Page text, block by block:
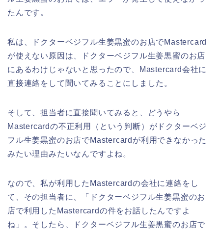
たんです。
私は、ドクターベジフル生姜黒蜜のお店でMastercard
が使えない原因は、ドクターベジフル生姜黒蜜のお店
にあるわけじゃないと思ったので、Mastercard会社に
直接連絡をして聞いてみることにしました。
そして、担当者に直接聞いてみると、どうやら
Mastercardの不正利用（という判断）がドクターベジ
フル生姜黒蜜のお店でMastercardが利用できなかった
みたい理由みたいなんですよね。
なので、私が利用したMastercardの会社に連絡をし
て、その担当者に、「ドクターベジフル生姜黒蜜のお
店で利用したMastercardの件をお話したんですよ
ね」。そしたら、ドクターベジフル生姜黒蜜のお店で